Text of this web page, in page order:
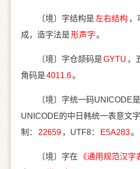
〔境〕字结构是 左右结构 ，
成，造字法是形声字。
〔境〕字仓颉码是GYTU ，
角码是4011.6。
〔境〕字统一码UNICODE是
UNICODE的中日韩统一表意文字
制：
22659 ，UTF8： E5A283。
〔境〕字在 《通用规范汉字